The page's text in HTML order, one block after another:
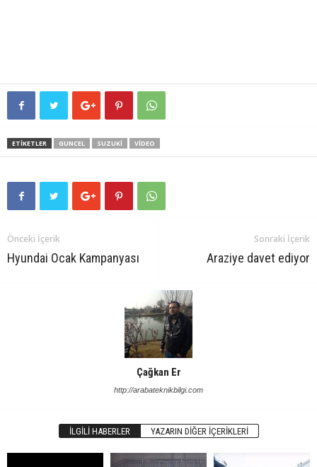
ETIKETLER GUNCEL SUZUKI VIDEO
Önceki İçerik
Hyundai Ocak Kampanyası
Sonraki İçerik
Araziye davet ediyor
Çağkan Er
http://arabateknikbilgi.com
İLGILI HABERLER YAZARIN DIĞER İÇERIKLERI